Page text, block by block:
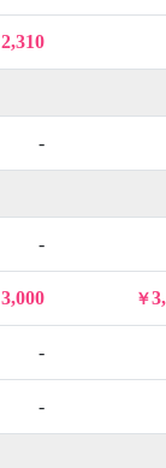
2,310
-
-
3,000
-
-